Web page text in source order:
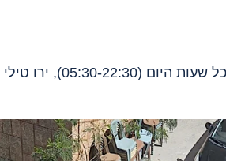
- פשיטה במהלכה הטילו עוצר כל שעות היום (05:30-22:30), ירו טילי